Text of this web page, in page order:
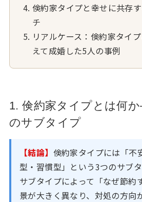
倹約家タイプと幸せに共存
チ
リアルケース：倹約家タイ
えて成婚した5人の事例
1. 倹約家タイプとは何
のサブタイプ
【結論】 倹約家タイプには「不
型・習慣型」という3つのサブタ
サブタイプによって「なぜ節約
景が大きく異なり、対処の方向